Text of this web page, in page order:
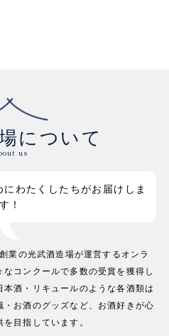
について
us
わたくしたちがお届けしま
す！
業の光武酒造場が運営するオンラ
コンクールで多数の受賞を獲得し
酒・リキュールのような各酒類は
お酒のグッズなど、お酒好きが心
目指しています。